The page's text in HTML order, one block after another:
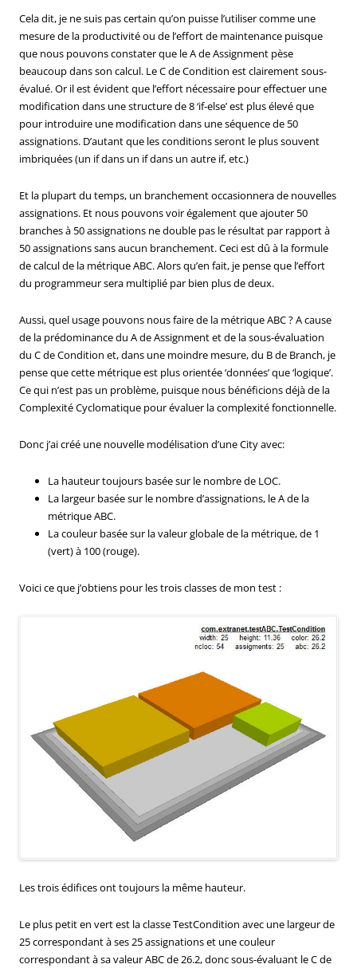
Cela dit, je ne suis pas certain qu’on puisse l’utiliser comme une
mesure de la productivité ou de l’effort de maintenance puisque
que nous pouvons constater que le A de Assignment pèse
beaucoup dans son calcul. Le C de Condition est clairement sous-
évalué. Or il est évident que l’effort nécessaire pour effectuer une
modification dans une structure de 8 ‘if-else’ est plus élevé que
pour introduire une modification dans une séquence de 50
assignations. D’autant que les conditions seront le plus souvent
imbriquées (un if dans un if dans un autre if, etc.)
Et la plupart du temps, un branchement occasionnera de nouvelles
assignations. Et nous pouvons voir également que ajouter 50
branches à 50 assignations ne double pas le résultat par rapport à
50 assignations sans aucun branchement. Ceci est dû à la formule
de calcul de la métrique ABC. Alors qu’en fait, je pense que l’effort
du programmeur sera multiplié par bien plus de deux.
Aussi, quel usage pouvons nous faire de la métrique ABC ? A cause
de la prédominance du A de Assignment et de la sous-évaluation
du C de Condition et, dans une moindre mesure, du B de Branch, je
pense que cette métrique est plus orientée ‘données’ que ‘logique’.
Ce qui n’est pas un problème, puisque nous bénéficions déjà de la
Complexité Cyclomatique pour évaluer la complexité fonctionnelle.
Donc j’ai créé une nouvelle modélisation d’une City avec:
La hauteur toujours basée sur le nombre de LOC.
La largeur basée sur le nombre d’assignations, le A de la
métrique ABC.
La couleur basée sur la valeur globale de la métrique, de 1
(vert) à 100 (rouge).
Voici ce que j’obtiens pour les trois classes de mon test :
Les trois édifices ont toujours la même hauteur.
Le plus petit en vert est la classe TestCondition avec une largeur de
25 correspondant à ses 25 assignations et une couleur
correspondant à sa valeur ABC de 26.2, donc sous-évaluant le C de